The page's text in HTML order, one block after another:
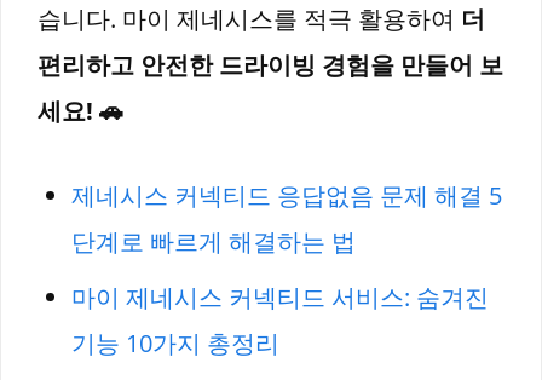
습니다. 마이 제네시스를 적극 활용하여 더
편리하고 안전한 드라이빙 경험을 만들어 보
세요! 🚗
제네시스 커넥티드 응답없음 문제 해결 5
단계로 빠르게 해결하는 법
마이 제네시스 커넥티드 서비스: 숨겨진
기능 10가지 총정리